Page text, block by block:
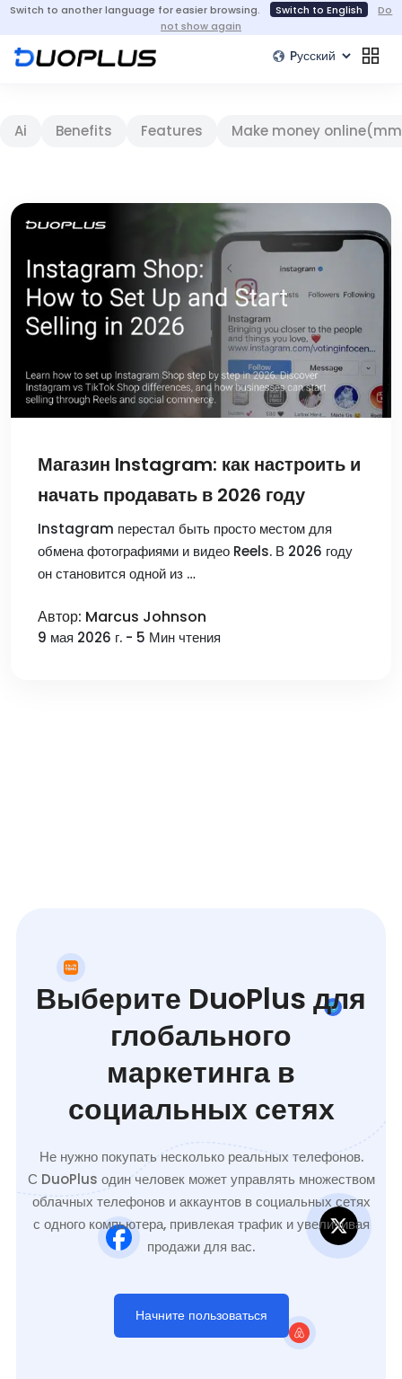
Switch to another language for easier browsing. Switch to English
Do
not show again
Ai Benefits Features Make money
Магазин Instagram: как настроить и
начать продавать в 2026 году
Instagram перестал быть просто местом для
обмена фотографиями и видео Reels. В 2026 году
он становится одной из …
Автор: Marcus Johnson
9 мая 2026 г. - 5 Мин чтения
Выберите DuoPlus для
глобального
маркетинга в
социальных сетях
Не нужно покупать несколько реальных телефонов.
С DuoPlus один человек может управлять множеством
облачных телефонов и аккаунтов в социальных сетях
с одного компьютера, привлекая трафик и увеличивая
продажи для вас.
Начните пользоваться